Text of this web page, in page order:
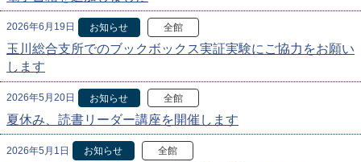
2026年6月19日 お知らせ 全館
玉川総合支所でのブックボックス実証実験にご協力をお願い
します
2026年5月20日 お知らせ 全館
夏休み、読書リーダー講座を開催します
2026年5月1日 お知らせ 全館